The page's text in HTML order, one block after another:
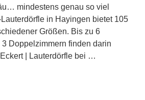
mindestens genau so viel
in Hayingen bietet 105
Größen. Bis zu 6
Doppelzimmern finden darin
| Lauterdörfle bei …